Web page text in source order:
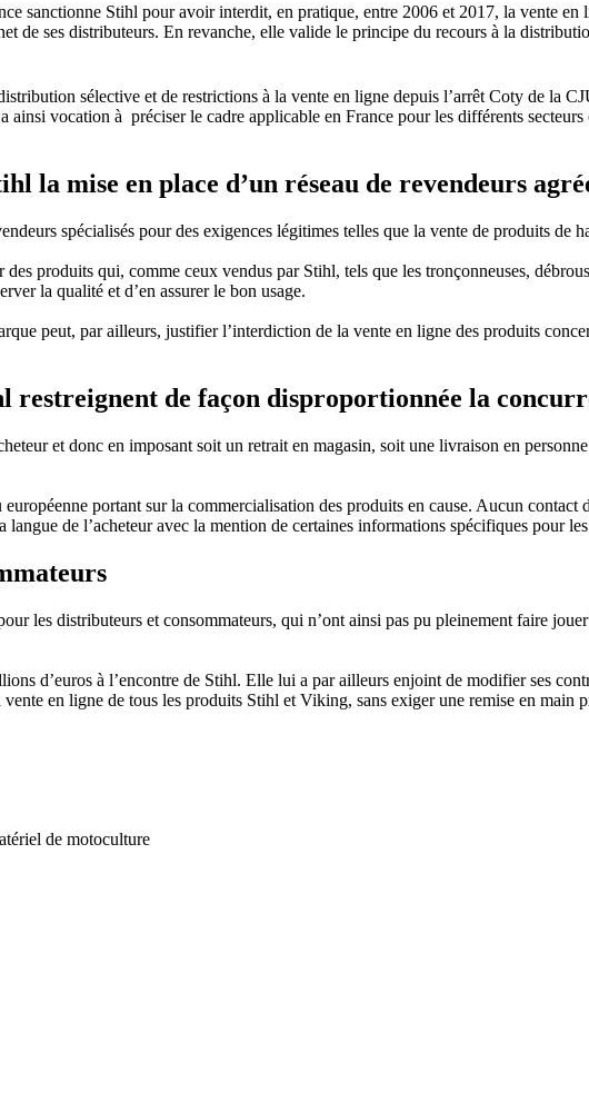
sanctionne Stihl pour avoir interdit, en pratique, entre 2006 et 2017, la vente en
de ses distributeurs. En revanche, elle valide le principe du recours à la
sélective et de restrictions à la vente en ligne depuis l’arrêt Coty de la
vocation à préciser le cadre applicable en France pour les différents
la mise en place d’un réseau de revendeurs
spécialisés pour des exigences légitimes telles que la vente de produits de
produits qui, comme ceux vendus par Stihl, tels que les tronçonneuses,
la qualité et d’en assurer le bon usage.
peut, par ailleurs, justifier l’interdiction de la vente en ligne des produits
restreignent de façon disproportionnée la
et donc en imposant soit un retrait en magasin, soit une livraison en
portant sur la commercialisation des produits en cause. Aucun contact
de l’acheteur avec la mention de certaines informations spécifiques pour
les distributeurs et consommateurs, qui n’ont ainsi pas pu pleinement faire
d’euros à l’encontre de Stihl. Elle lui a par ailleurs enjoint de modifier ses
en ligne de tous les produits Stihl et Viking, sans exiger une remise en main
de motoculture